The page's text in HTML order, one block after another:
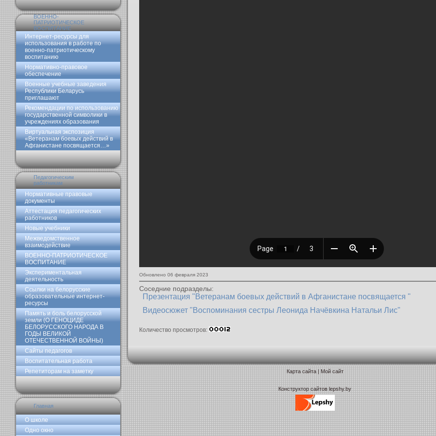
ВОЕННО-
ПАТРИОТИЧЕСКОЕ
ВОСПИТАНИЕ
Интернет-ресурсы для
использования в работе по
военно-патриотическому
воспитанию
Нормативно-правовое
обеспечение
Военные учебные заведения
Республики Беларусь
приглашают
Рекомендации по использованию
государственной символики в
учреждениях образования
Виртуальная экспозиция
«Ветеранам боевых действий в
Афганистане посвящается…»
Педагогическим
работникам
Нормативные правовые
документы
Аттестация педагогических
работников
Новые учебники
Межведомственное
взаимодействие
ВОЕННО-ПАТРИОТИЧЕСКОЕ
ВОСПИТАНИЕ
Экспериментальная
деятельность
Ссылки на белорусские
образовательные интернет-
ресурсы
Память и боль белорусской
земли (О ГЕНОЦИДЕ
БЕЛОРУССКОГО НАРОДА В
ГОДЫ ВЕЛИКОЙ
ОТЕЧЕСТВЕННОЙ ВОЙНЫ)
Сайты педагогов
Воспитательная работа
Репетиторам на заметку
Главная
О школе
Одно окно
Обновлено 06 февраля 2023
Соседние подразделы:
Презентация "Ветеранам боевых действий в Афганистане посвящается "
Видеосюжет "Воспоминания сестры Леонида Начёвкина Натальи Лис"
Количество просмотров:
Карта сайта | Мой сайт
Конструктор сайтов lepshy.by